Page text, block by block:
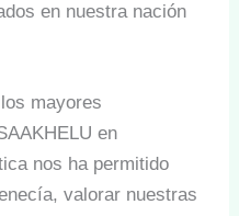
en nuestra nación
mayores
en
nos ha permitido
valorar nuestras